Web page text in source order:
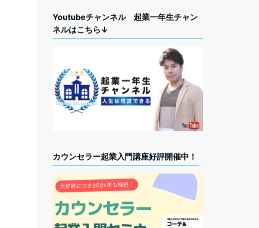
Youtubeチャンネル 起業一年生チャン
ネルはこちら↓
カウンセラー起業入門講座好評開催中！